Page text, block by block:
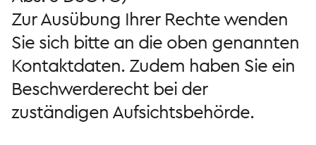
Zur Ausübung Ihrer Rechte wenden
Sie sich bitte an die oben genannten
Kontaktdaten. Zudem haben Sie ein
Beschwerderecht bei der
zuständigen Aufsichtsbehörde.